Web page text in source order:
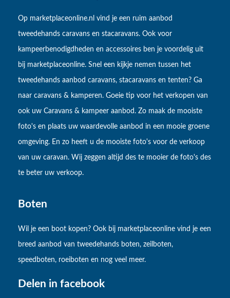
Op marketplaceonline.nl vind je een ruim aanbod
tweedehands caravans en stacaravans. Ook voor
kampeerbenodigdheden en accessoires ben je voordelig uit
bij marketplaceonline. Snel een kijkje nemen tussen het
tweedehands aanbod caravans, stacaravans en tenten? Ga
naar caravans & kamperen. Goeie tip voor het verkopen van
ook uw Caravans & kampeer aanbod. Zo maak de mooiste
foto's en plaats uw waardevolle aanbod in een mooie groene
omgeving. En zo heeft u de mooiste foto's voor de verkoop
van uw caravan. Wij zeggen altijd des te mooier de foto's des
te beter uw verkoop.
Boten
Wil je een boot kopen? Ook bij marketplaceonline vind je een
breed aanbod van tweedehands boten, zeilboten,
speedboten, roeiboten en nog veel meer.
Delen in facebook